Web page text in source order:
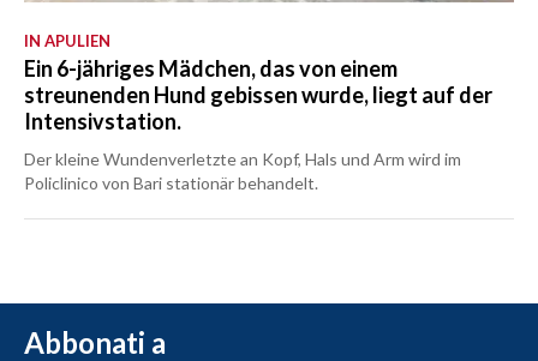
IN APULIEN
Ein 6-jähriges Mädchen, das von einem
streunenden Hund gebissen wurde, liegt auf der
Intensivstation.
Der kleine Wundenverletzte an Kopf, Hals und Arm wird im
Policlinico von Bari stationär behandelt.
Abbonati a